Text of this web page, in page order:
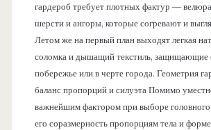
гардероб требует плотных фактур —
шерсти и ангоры, которые согревают и
Летом же на первый план выходят легкая
соломка и дышащий текстиль, защищающие
побережье или в черте города. Геометрия
баланс пропорций и силуэта Помимо
важнейшим фактором при выборе головного
его соразмерность пропорциям тела и